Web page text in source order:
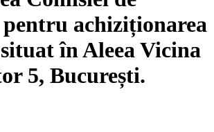
pentru achiziționarea
în Aleea Vicina
5, București.